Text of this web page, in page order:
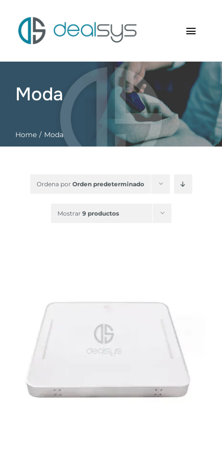
contenido
Quienes somos
RFID Soluciones
Moda
Home Moda
Ordena por Orden predeterminado
Mostrar 9 productos
DETALLES